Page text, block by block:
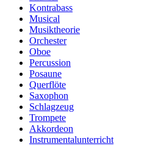
Kontrabass
Musical
Musiktheorie
Orchester
Oboe
Percussion
Posaune
Querflöte
Saxophon
Schlagzeug
Trompete
Akkordeon
Instrumentalunterricht